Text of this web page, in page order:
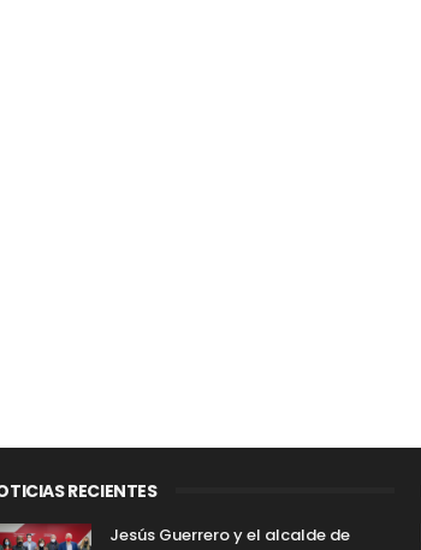
RECIENTES
Jesús Guerrero y el alcalde de